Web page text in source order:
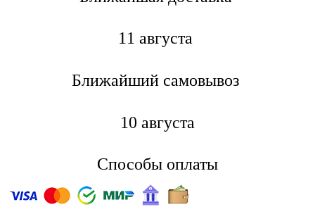
11 августа
Ближайший самовывоз
10 августа
Способы оплаты